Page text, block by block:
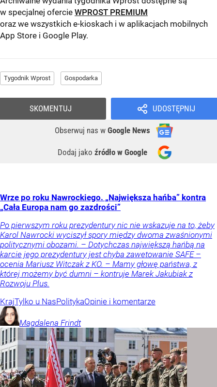
w specjalnej ofercie WPROST PREMIUM
oraz we wszystkich e-kioskach i w aplikacjach mobilnych
App Store i Google Play.
Tygodnik Wprost Gospodarka
UDOSTĘPNIJ
Obserwuj nas w Google News
Dodaj jako źródło w Google
SKOMENTUJ
Wrze po roku Nawrockiego. „Największa hańba” kontra
„Cała Europa nam go zazdrości”
Po pierwszym roku prezydentury nic nie wskazuje na to, żeby
Karol Nawrocki wyciszył spory między dwoma zwaśnionymi
politycznymi obozami. – Dotychczas największą hańbą na
karcie jego prezydentury jest chyba zawetowanie SAFE –
ocenia Mariusz Witczak z KO. – Mamy głowę państwa, z
której możemy być dumni – kontruje Marek Jakubiak z
Rozwoju Plus.
KrajTylko u NasPolitykaOpinie i komentarze
Magdalena Frindt